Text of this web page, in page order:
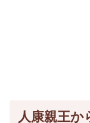
人康親王